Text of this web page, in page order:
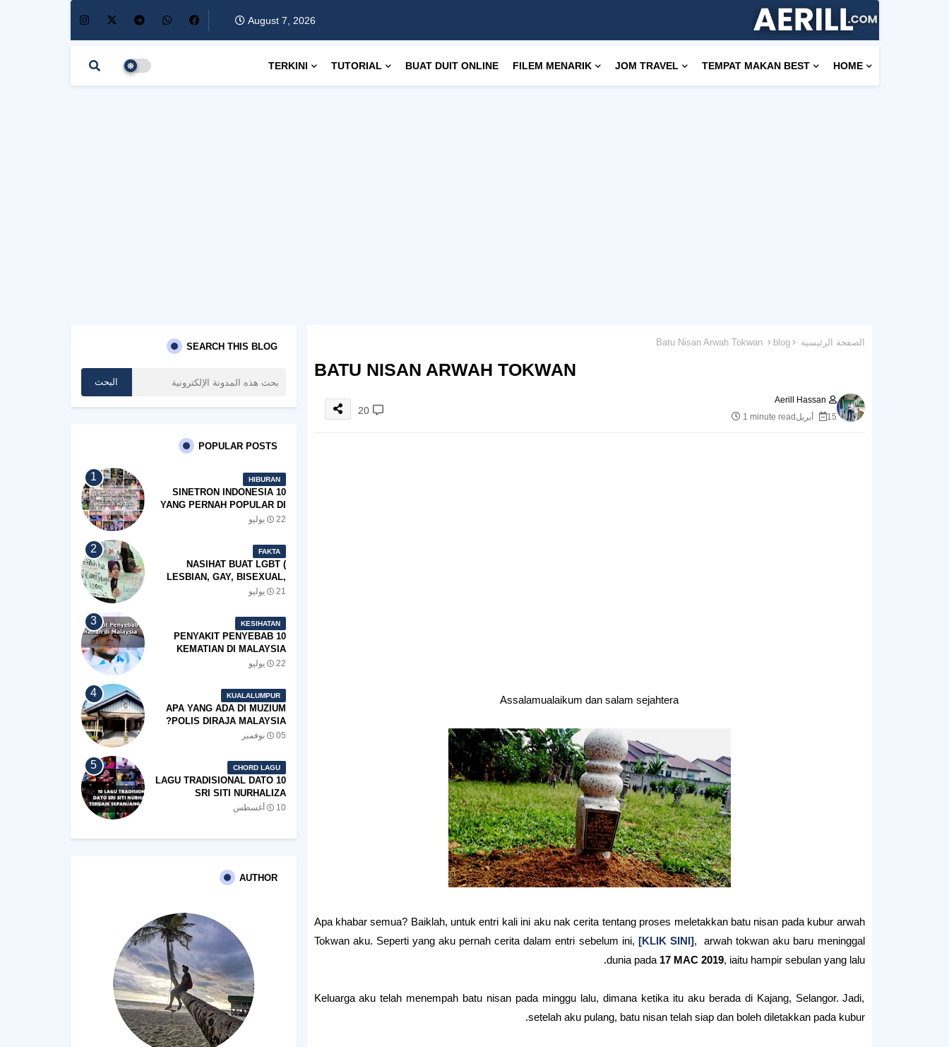
August 7, 2026
HOME
TEMPAT MAKAN BEST
JOM TRAVEL
FILEM MENARIK
BUAT DUIT ONLINE
TUTORIAL
TERKINI
الصفحة الرئيسية blog
Batu Nisan Arwah Tokwan
BATU NISAN ARWAH TOKWAN
Aerill Hassan
15 أبريل
1 minute read
20
Assalamualaikum dan salam sejahtera
Apa khabar semua? Baiklah, untuk entri kali ini aku nak cerita tentang proses meletakkan batu nisan pada kubur arwah
Tokwan aku. Seperti yang aku pernah cerita dalam entri sebelum ini, [KLIK SINI], arwah tokwan aku baru meninggal
dunia pada17 MAC 2019, iaitu hampir sebulan yang lalu.
Keluarga aku telah menempah batu nisan pada minggu lalu, dimana ketika itu aku berada di Kajang, Selangor. Jadi,
setelah aku pulang, batu nisan telah siap dan boleh diletakkan pada kubur.
SEARCH THIS BLOG
POPULAR POSTS
HIBURAN
10 SINETRON INDONESIA
YANG PERNAH POPULAR DI
MALAYSIA
22 يوليو
FAKTA
NASIHAT BUAT LGBT (
LESBIAN, GAY, BISEXUAL,
TRANSGENDER)
21 يوليو
KESIHATAN
10 PENYAKIT PENYEBAB
KEMATIAN DI MALAYSIA
22 يوليو
KUALALUMPUR
APA YANG ADA DI MUZIUM
POLIS DIRAJA MALAYSIA?
05 نوفمبر
CHORD LAGU
10 LAGU TRADISIONAL DATO
SRI SITI NURHALIZA
TERBAIK SEPANJANG
10 أغسطس
AUTHOR